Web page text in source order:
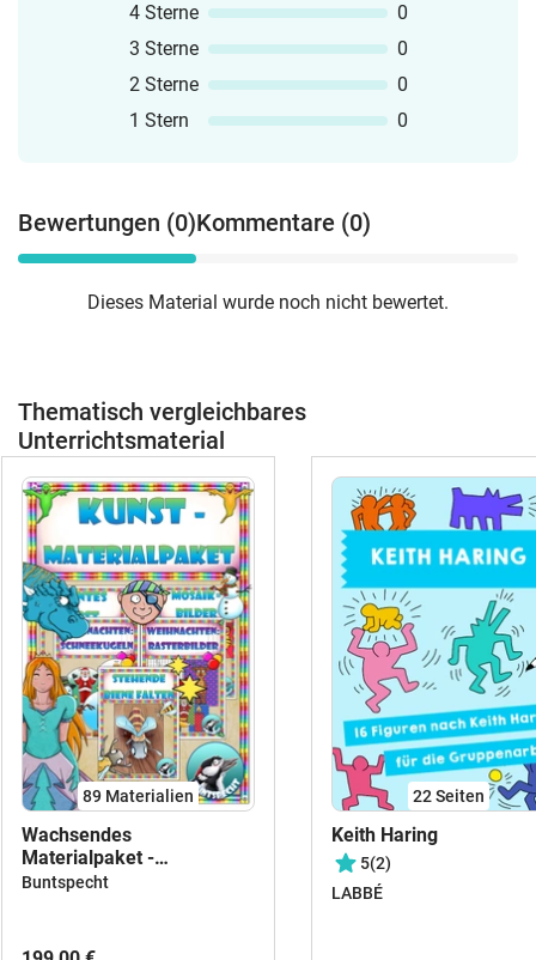
4 Sterne
0
3 Sterne
0
2 Sterne
0
1 Stern
0
Bewertungen (0)Kommentare (0)
Dieses Material wurde noch nicht bewertet.
Thematisch vergleichbares
Unterrichtsmaterial
89 Materialien
Wachsendes
Materialpaket -
Bildnerische Erziehung
Buntspecht
22Seiten
Keith Haring
5(2)
LABBÉ